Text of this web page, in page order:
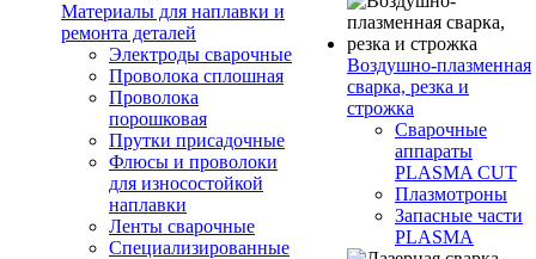
Материалы для наплавки и
ремонта деталей
Электроды сварочные
Проволока сплошная
Проволока
порошковая
Прутки присадочные
Флюсы и проволоки
для износостойкой
наплавки
Ленты сварочные
Специализированные
Воздушно-плазменная
сварка, резка и
строжка
Сварочные
аппараты
PLASMA CUT
Плазмотроны
Запасные части
PLASMA